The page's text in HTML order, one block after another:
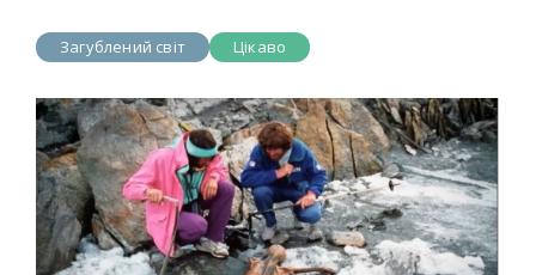
Загублений світ Цікаво